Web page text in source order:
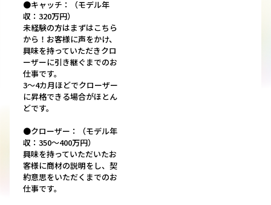
●キャッチ：（モデル年
収：320万円）
未経験の方はまずはこちら
から！お客様に声をかけ、
興味を持っていただきクロ
ーザーに引き継ぐまでのお
仕事です。
3～4カ月ほどでクローザー
に昇格できる場合がほとん
どです。
●クローザー：（モデル年
収：350～400万円）
興味を持っていただいたお
客様に商材の説明をし、契
約意思をいただくまでのお
仕事です。